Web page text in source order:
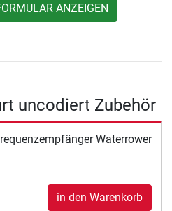
ANZEIGEN
uncodiert Zubehör
Waterrower
in den Warenkorb